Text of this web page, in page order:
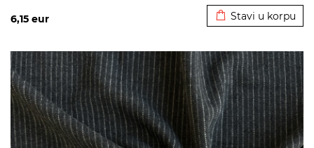
6,15 eur Stavi u korpu